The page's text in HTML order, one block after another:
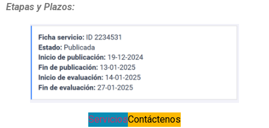
Etapas y Plazos:
ServiciosContáctenos